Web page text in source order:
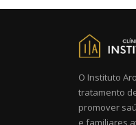
O Instituto
tratamento
promover
e familiares